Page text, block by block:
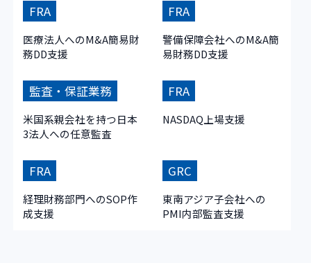
FRA
医療法人へのM&A簡易財
務DD支援
FRA
警備保障会社へのM&A簡
易財務DD支援
監査・保証業務
米国系親会社を持つ日本
3法人への任意監査
FRA
NASDAQ上場支援
FRA
経理財務部門へのSOP作
成支援
GRC
東南アジア子会社への
PMI内部監査支援